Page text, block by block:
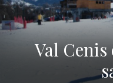
Val Cenis